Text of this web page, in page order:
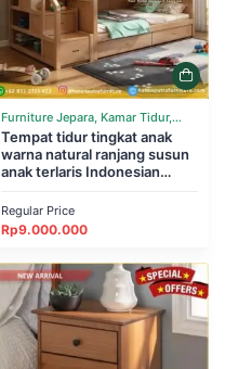
Furniture Jepara, Kamar Tidur,
Tempat Tidur
Tempat tidur tingkat anak
warna natural ranjang susun
anak terlaris Indonesian
Regular Price
Rp9.000.000